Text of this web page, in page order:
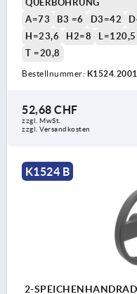
QUERBOHRUNG
A=73
B3 =6 D3=42
H=23,6
H2=8 L=120,5
T =20,8
Bestellnummer:
52,68 CHF
zzgl. MwSt.
zzgl. Versandkosten
K1524 B
2-